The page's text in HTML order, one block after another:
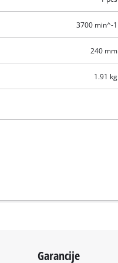
3700 min^-1
240 mm
1.91 kg
Garancije